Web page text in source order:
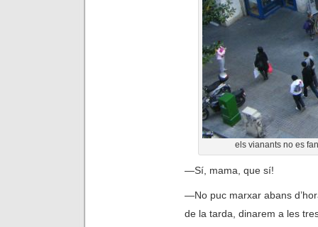
els vianants no es
—Sí, mama, que sí!
—No puc marxar abans
de la tarda, dinarem a les